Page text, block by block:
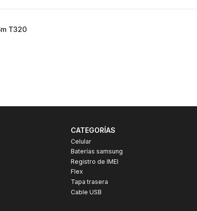
T320
CATEGORÍAS
Celular
Baterías samsung
Registro de IMEI
Flex
Tapa trasera
Cable USB